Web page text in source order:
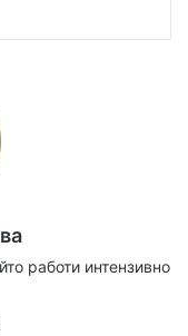
работи интензивно